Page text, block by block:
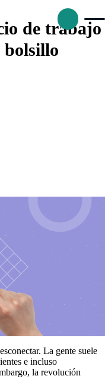
de trabajo
bolsillo
La gente suele
e incluso
la revolución